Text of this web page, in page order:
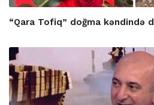
“Qara Tofiq” doğma kəndində